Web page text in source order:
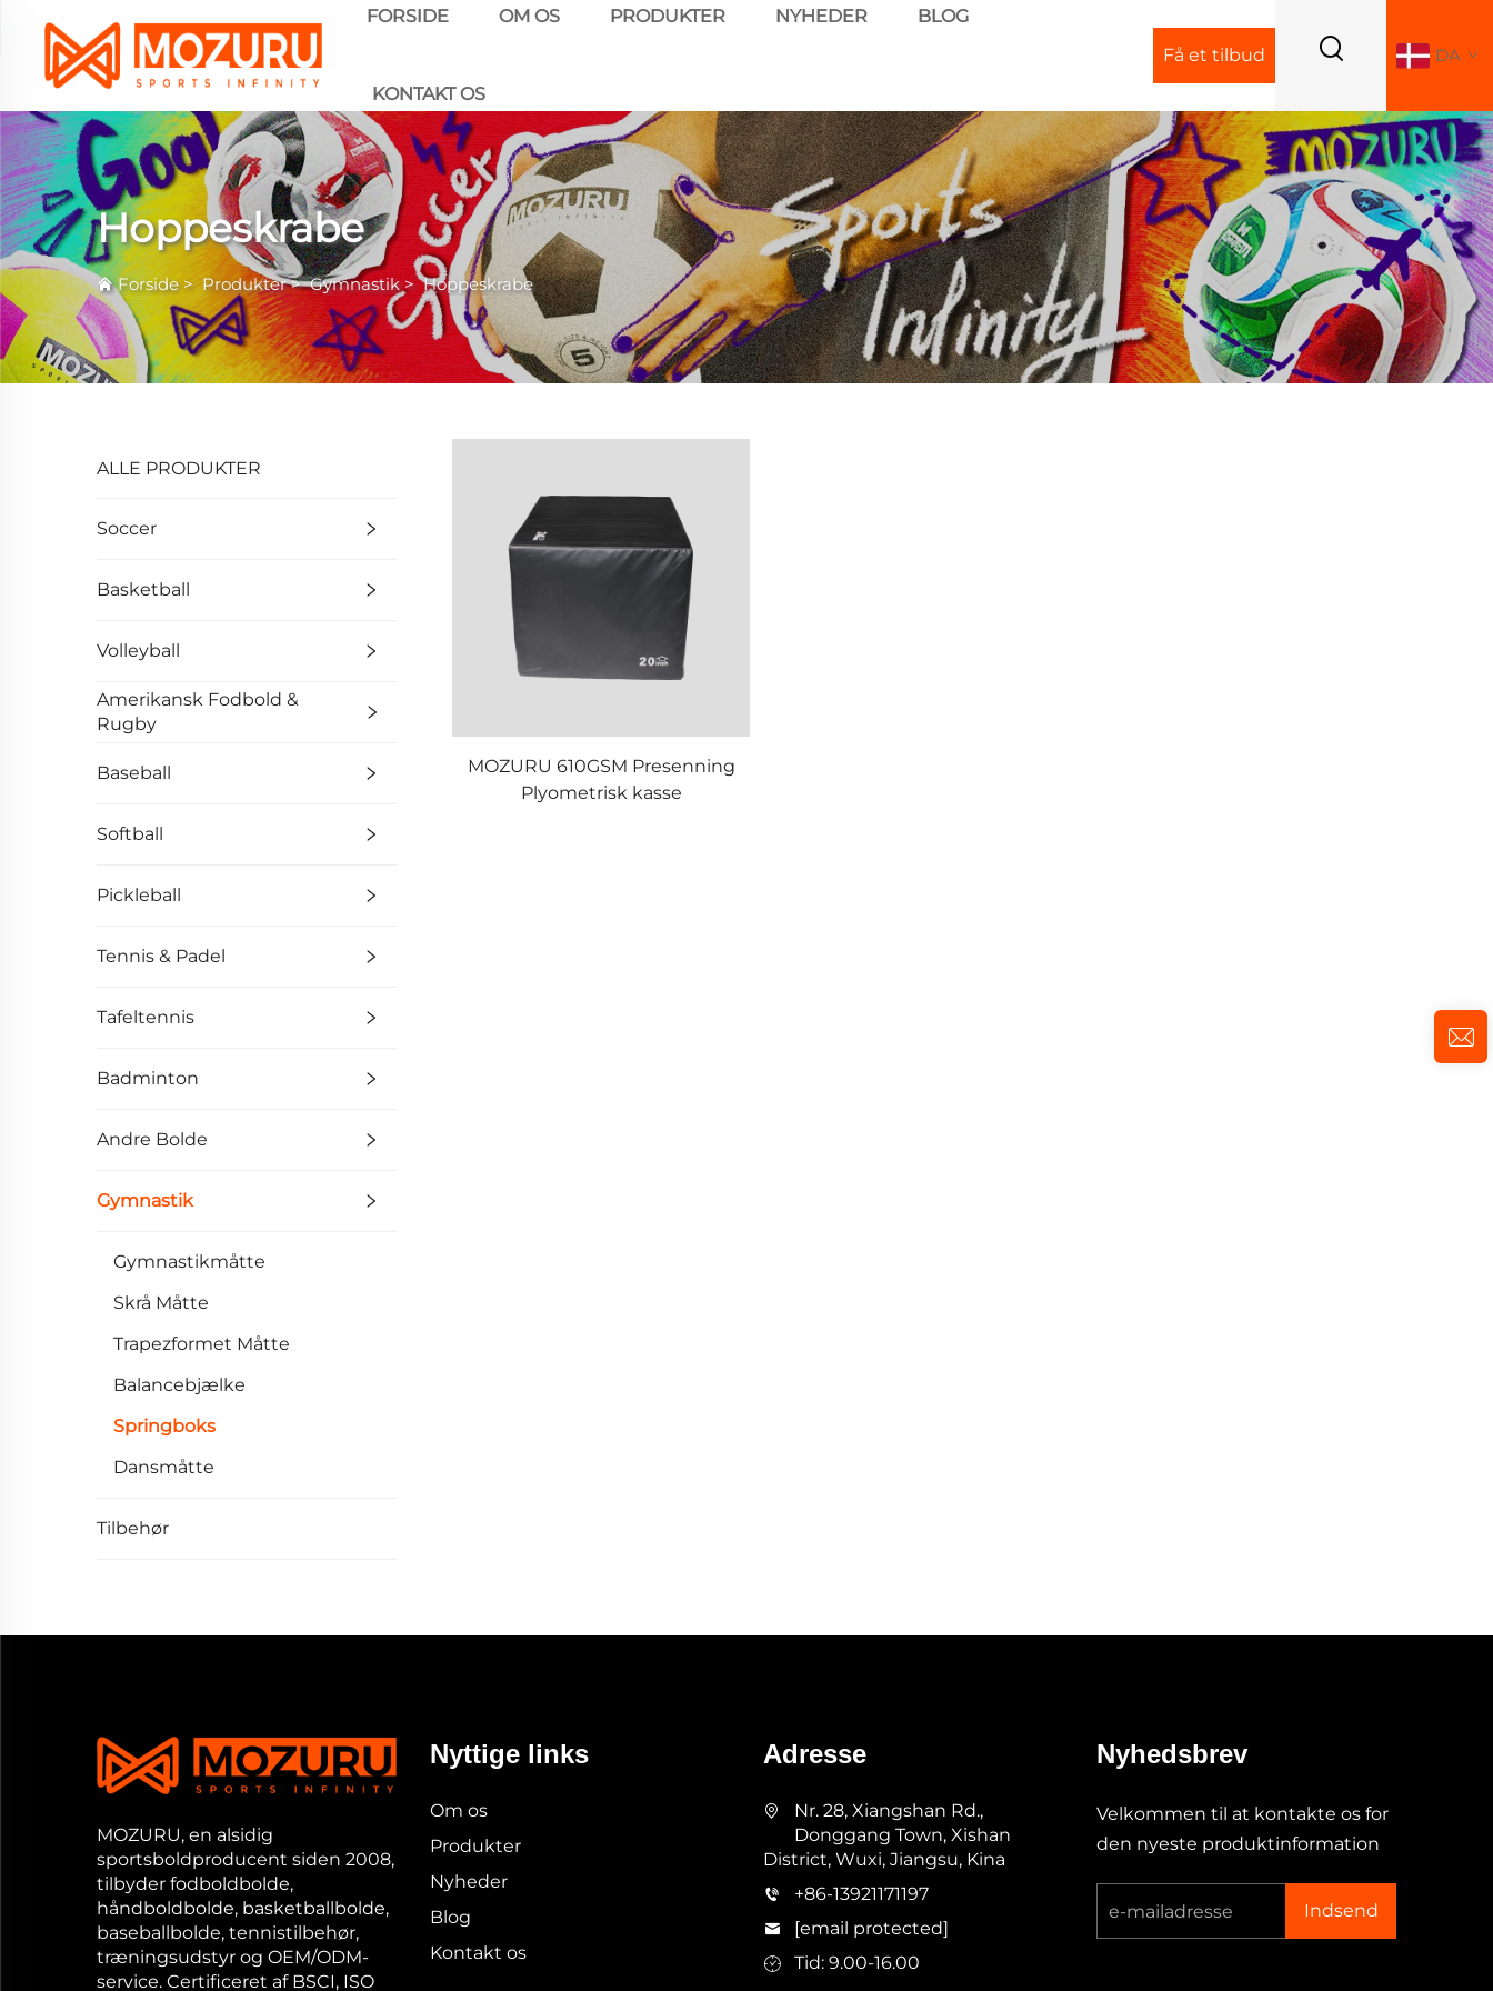
FORSIDE OM OS PRODUKTER NYHEDER BLOG
KONTAKT OS
Få et tilbud DA
Hoppeskrabe
Forside>Produkter>Gymnastik>Hoppeskrabe
ALLE PRODUKTER
Soccer
Basketball
Volleyball
Amerikansk Fodbold &
Rugby
Baseball
Softball
Pickleball
Tennis & Padel
Tafeltennis
Badminton
Andre Bolde
Gymnastik
Gymnastikmåtte
Skrå Måtte
Trapezformet Måtte
Balancebjælke
Springboks
Dansmåtte
Tilbehør
MOZURU 610GSM Presenning
Plyometrisk kasse
MOZURU, en alsidig
sportsboldproducent siden 2008,
tilbyder fodboldbolde,
håndboldbolde, basketballbolde,
baseballbolde, tennistilbehør,
træningsudstyr og OEM/ODM-
service. Certificeret af BSCI, ISO
Nyttige links
Om os
Produkter
Nyheder
Blog
Kontakt os
Adresse
Nr. 28, Xiangshan Rd.,
Donggang Town, Xishan
District, Wuxi, Jiangsu, Kina
+86-13921171197
[email protected]
Tid: 9.00-16.00
Nyhedsbrev
Velkommen til at kontakte os for
den nyeste produktinformation
Indsend